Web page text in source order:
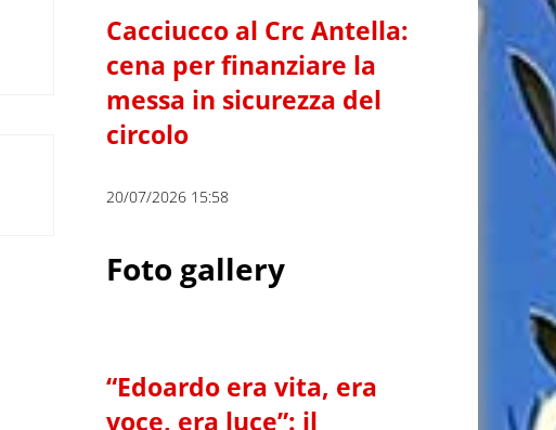
Cacciucco al Crc Antella:
cena per finanziare la
messa in sicurezza del
circolo
20/07/2026 15:58
Foto gallery
“Edoardo era vita, era
voce, era luce”: il